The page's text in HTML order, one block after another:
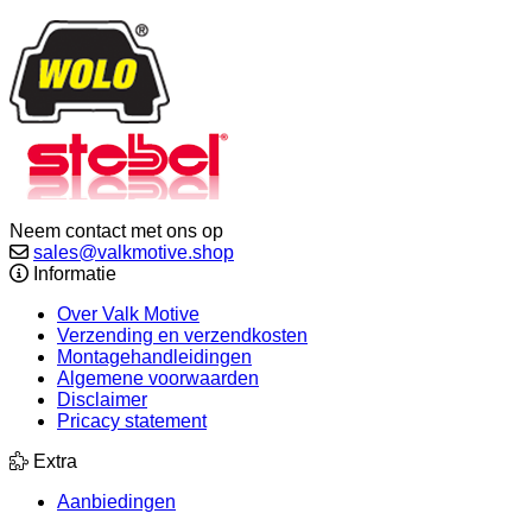
Neem contact met ons op
sales@valkmotive.shop
Informatie
Over Valk Motive
Verzending en verzendkosten
Montagehandleidingen
Algemene voorwaarden
Disclaimer
Pricacy statement
Extra
Aanbiedingen